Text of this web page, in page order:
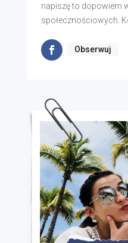
napiszę to dopowiem
społecznościowych.
Obserwuj